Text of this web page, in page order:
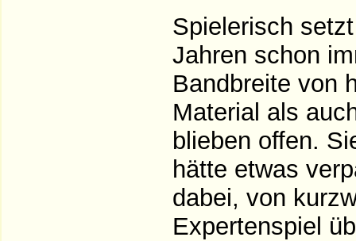
Spielerisch
Jahren schon
Bandbreite von
Material als
blieben offen.
hätte etwas
dabei, von
Expertenspiel